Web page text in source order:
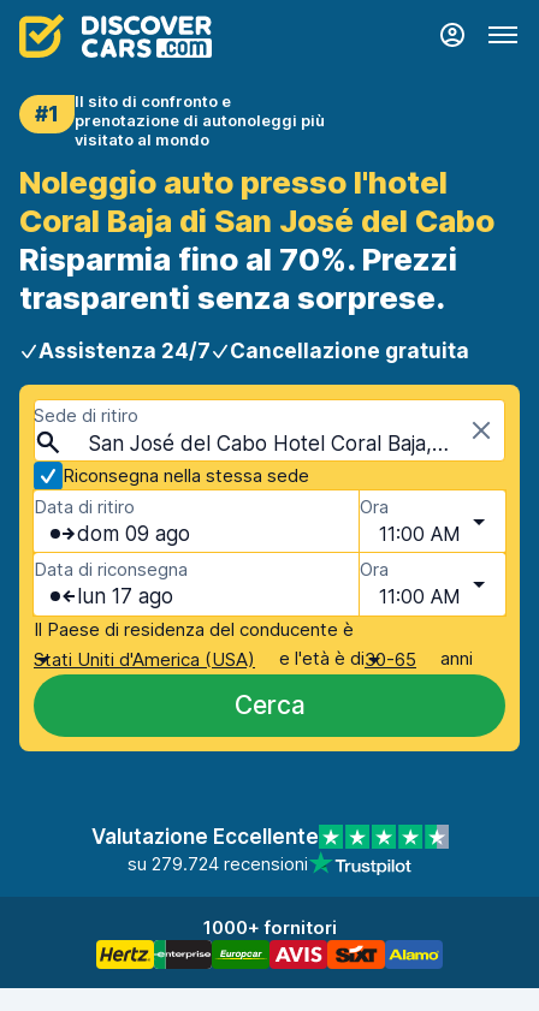
#1
Il sito di confronto e
prenotazione di autonoleggi più
visitato al mondo
Noleggio auto presso l'hotel
Coral Baja di San José del Cabo
Risparmia fino al 70%. Prezzi
trasparenti senza sorprese.
Assistenza 24/7 Cancellazione gratuita
Sede di ritiro
San José del Cabo Hotel Coral Baja, San José del Cabo, Messico
Riconsegna nella stessa sede
Data di ritiro
dom 09 ago
Ora
11:00 AM
Data di riconsegna
lun 17 ago
Ora
11:00 AM
Il Paese di residenza del conducente è
Stati Uniti d'America (USA)
e l'età è di30-65 anni
Cerca
Valutazione Eccellente
su 279.724 recensioni
1000+ fornitori